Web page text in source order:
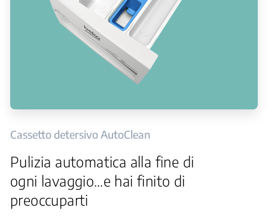
Cassetto detersivo AutoClean
Pulizia automatica alla fine di
ogni lavaggio…e hai finito di
preoccuparti